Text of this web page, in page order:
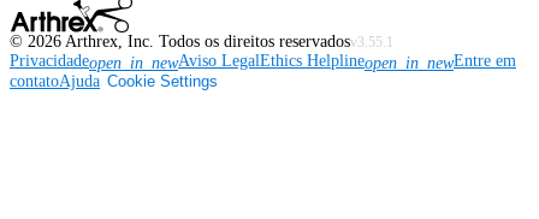
© 2026 Arthrex, Inc. Todos os direitos reservadosv3.55.1
Privacidadeopen_in_newAviso LegalEthics Helplineopen_in_newEntre em
contatoAjuda Cookie Settings